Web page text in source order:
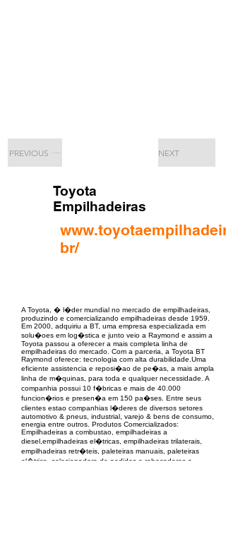
PREVIOUS NEXT
Toyota
Empilhadeiras
br/
A Toyota, � l�der mundial no mercado de empilhadeiras,
produzindo e comercializando empilhadeiras desde 1959.
Em 2000, adquiriu a BT, uma empresa especializada em
solu�oes em log�stica e junto veio a Raymond e assim a
Toyota passou a oferecer a mais completa linha de
empilhadeiras do mercado. Com a parceria, a Toyota BT
Raymond oferece: tecnologia com alta durabilidade.Uma
eficiente assistencia e reposi�ao de pe�as, a mais ampla
linha de m�quinas, para toda e qualquer necessidade. A
companhia possui 10 f�bricas e mais de 40.000
funcion�rios e presen�a em 150 pa�ses. Entre seus
clientes estao companhias l�deres de diversos setores
automotivo & pneus, industrial, varejo & bens de consumo,
energia entre outros. Produtos Comercializados:
Empilhadeiras a combustao, empilhadeiras a
diesel,empilhadeiras el�tricas, empilhadeiras trilaterais,
empilhadeiras retr�teis, paleteiras manuais, paleteiras
el�trica, selecionadora de pedidos e rebocadores a